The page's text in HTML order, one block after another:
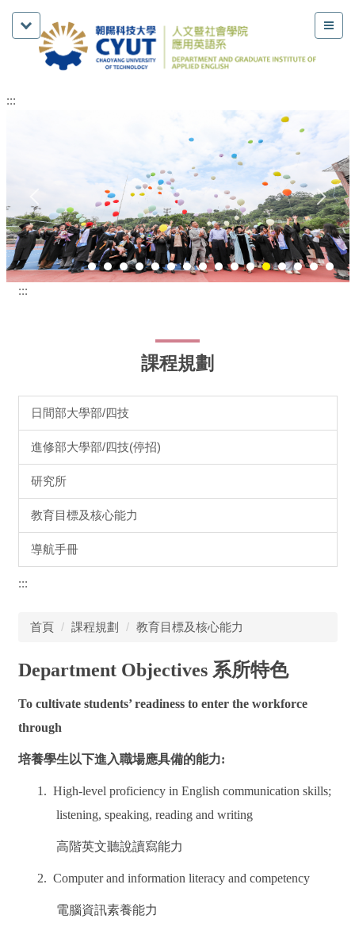
:::
:::
課程規劃
日間部大學部/四技
進修部大學部/四技(停招)
研究所
教育目標及核心能力
導航手冊
:::
首頁 課程規劃 教育目標及核心能力
Department Objectives 系所特色
To cultivate students’ readiness to enter the workforce
through
培養學生以下進入職場應具備的能力:
1. High-level proficiency in English communication skills;
listening, speaking, reading and writing
高階英文聽說讀寫能力
2. Computer and information literacy and competency
電腦資訊素養能力